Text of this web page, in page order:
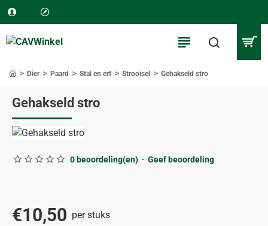
Gehakseld stro
Dier Paard Stal en erf Strooisel Gehakseld stro
ALLEEN AFHALEN 0 beoordeling(en) - Geef beoordeling
€10,50 per stuks